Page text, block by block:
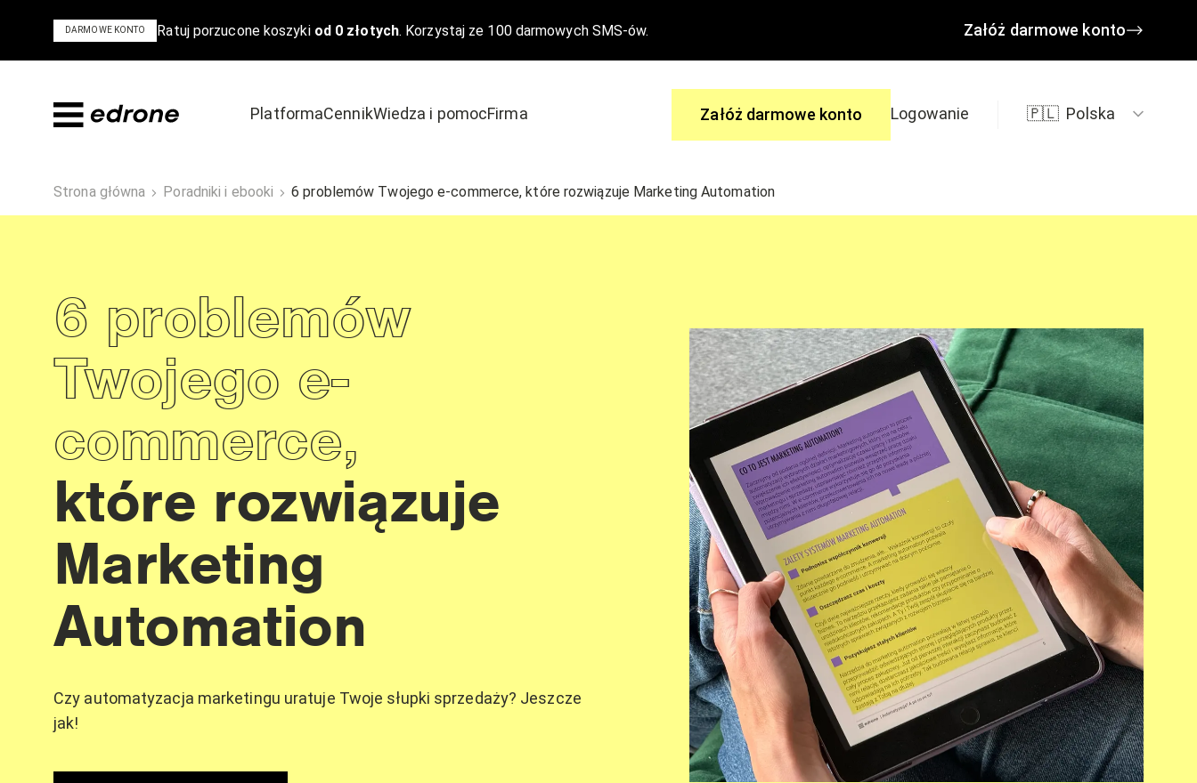
DARMOWE KONTO Ratuj porzucone koszyki od 0 złotych. Korzystaj ze 100 darmowych SMS-ów. Załóż darmowe konto
PlatformaCennikWiedza i pomoc
Poradniki i ebooki
Podcast
Wideo
Case Study
Firma Załóż darmowe konto Logowanie 🇵🇱 Polska
Strona główna Poradniki i ebooki 6 problemów Twojego e-commerce, które rozwiązuje Marketing Automation
6 problemów
Twojego e-
commerce,
które rozwiązuje
Marketing
Automation
Czy automatyzacja marketingu uratuje Twoje słupki sprzedaży? Jeszcze
jak!